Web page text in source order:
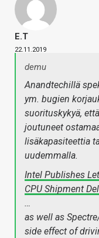
E.T
22.11.2019
demu
Anandtechillä
ym. bugien
suorituskykyä,
joutuneet
lisäkapasiteettia
uudemmalla.
Intel Publishes
CPU Shipment
…
as well as
side effect of